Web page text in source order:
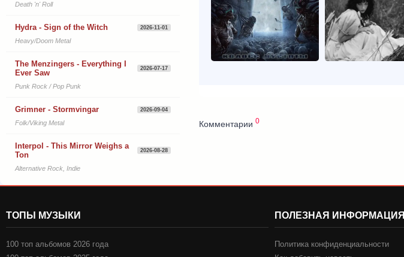
Комментарии 0
Death 'n' Roll
Hydra - Sign of the Witch 2026-11-01
Heavy/Doom Metal
The Menzingers - Everything I
Ever Saw
2026-07-17
Punk Rock / Pop Punk
Grimner - Stormvingar 2026-09-04
Folk/Viking Metal
Interpol - This Mirror Weighs a
Ton
2026-08-28
Alternative Rock, Indie
ТОПЫ МУЗЫКИ
100 топ альбомов 2026 года
ПОЛЕЗНАЯ ИНФОРМАЦИЯ
Политика конфиденциальности